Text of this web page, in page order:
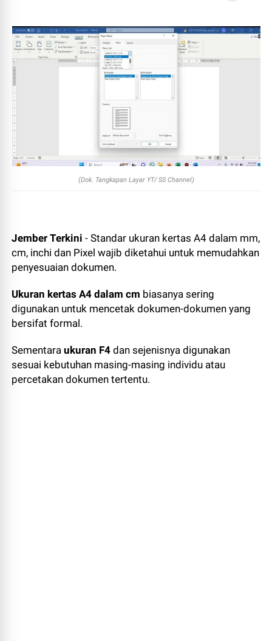
(Dok. Tangkapan Layar YT/ SS Channel)
Jember Terkini - Standar ukuran kertas A4 dalam mm,
cm, inchi dan Pixel wajib diketahui untuk memudahkan
penyesuaian dokumen.
Ukuran kertas A4 dalam cm biasanya sering
digunakan untuk mencetak dokumen-dokumen yang
bersifat formal.
Sementaraukuran F4dan sejenisnya digunakan
sesuai kebutuhan masing-masing individu atau
percetakan dokumen tertentu.